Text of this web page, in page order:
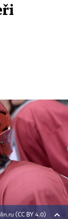
(CC BY 4.0)